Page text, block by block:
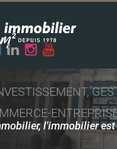
l'immobilier est